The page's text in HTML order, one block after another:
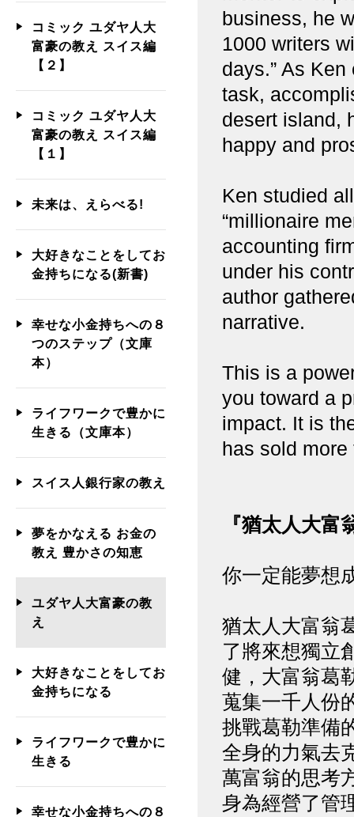
business, he
1000 writers
days.” As
task,
desert island,
happy and
Ken studied
“millionaire
accounting
under his
author
narrative.
This is a
you toward a
impact. It is
has sold
『猶太人大
你一定能夢想
猶太人大富翁
了將來想獨立
健，大富翁葛
蒐集一千人份
挑戰葛勒準備
全身的力氣去
萬富翁的思考
身為經營了管
コミック ユダヤ人大
富豪の教え スイス編
【２】
コミック ユダヤ人大
富豪の教え スイス編
【１】
未来は、えらべる!
大好きなことをしてお
金持ちになる(新書)
幸せな小金持ちへの８
つのステップ（文庫
本）
ライフワークで豊かに
生きる（文庫本）
スイス人銀行家の教え
夢をかなえる お金の
教え 豊かさの知恵
ユダヤ人大富豪の教
え
大好きなことをしてお
金持ちになる
ライフワークで豊かに
生きる
幸せな小金持ちへの８